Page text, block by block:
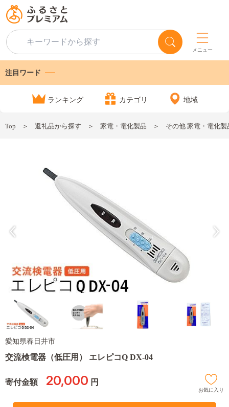
メニュー
注目ワード
ランキング カテゴリ 地域
Top 返礼品から探す 家電・電化製品 その他 家電・電化製
愛知県春日井市
交流検電器（低圧用） エレピコQ DX-04
寄付金額 20,000 円
お気に入り